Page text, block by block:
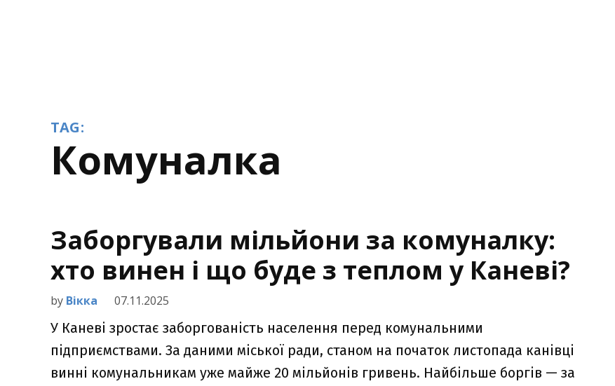
TAG:
комуналка
Заборгували мільйони за комуналку:
хто винен і що буде з теплом у Каневі?
by Вікка 07.11.2025
У Каневі зростає заборгованість населення перед комунальними
підприємствами. За даними міської ради, станом на початок листопада канівці
винні комунальникам уже майже 20 мільйонів гривень. Найбільше боргів — за